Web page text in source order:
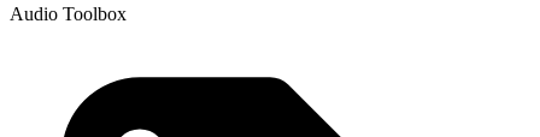
Audio Toolbox